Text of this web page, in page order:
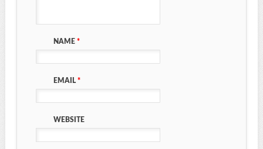
NAME *
EMAIL *
WEBSITE